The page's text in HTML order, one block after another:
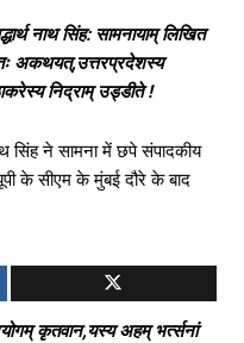
नाथ सिंह: सामनायाम् लिखित
अकथयत्,उत्तरप्रदेशस्य
निद्राम् उड्डीते !
सिंह ने सामना में छपे संपादकीय
के सीएम के मुंबई दौरे के बाद
कृतवान,यस्य अहम् भर्त्सनां